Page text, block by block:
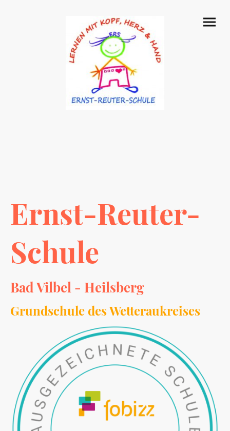
Ernst-Reuter-
Schule
Bad Vilbel - Heilsberg
Grundschule des Wetteraukreises